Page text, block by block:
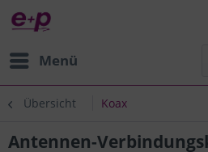
Menü
Übersicht Koax
Antennen-